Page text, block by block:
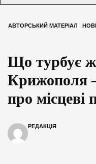
АВТОРСЬКИЙ МАТЕРІАЛ
Що турбує
Крижополя
про місцеві
РЕДАКЦІЯ